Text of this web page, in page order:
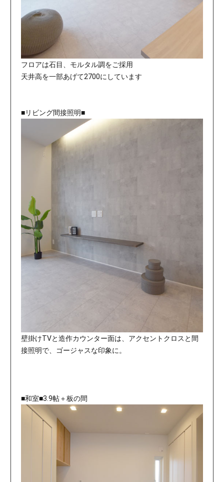
フロアは石目、モルタル調をご採用
天井高を一部あげて2700にしています
■リビング間接照明■
壁掛けTVと造作カウンター面は、アクセントクロスと間
接照明で、ゴージャスな印象に。
■和室■3.9帖＋板の間